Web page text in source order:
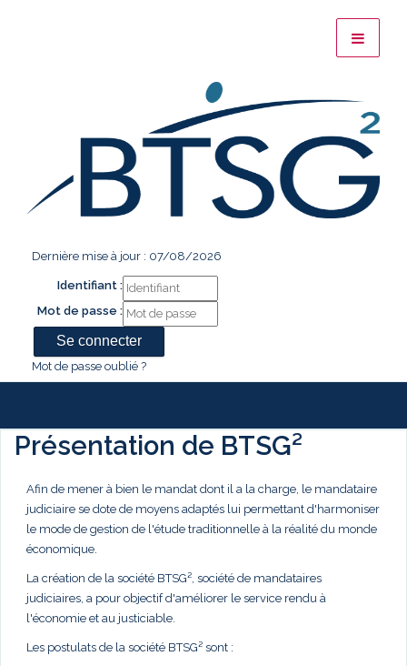
Dernière mise à jour : 07/08/2026
Identifiant :
Mot de passe :
Mot de passe oublié ?
Présentation de BTSG²
Afin de mener à bien le mandat dont il a la charge, le mandataire
judiciaire se dote de moyens adaptés lui permettant d'harmoniser
le mode de gestion de l'étude traditionnelle à la réalité du monde
économique.
La création de la société BTSG², société de mandataires
judiciaires, a pour objectif d'améliorer le service rendu à
l'économie et au justiciable.
Les postulats de la société BTSG² sont :